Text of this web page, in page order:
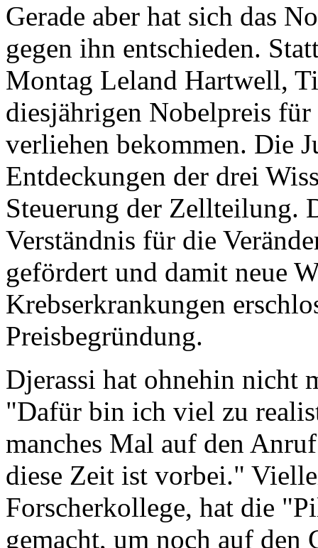
Gerade aber hat sich das
gegen ihn entschieden.
Montag Leland Hartwell,
diesjährigen Nobelpreis
verliehen bekommen. Die
Entdeckungen der drei
Steuerung der Zellteilung.
Verständnis für die
gefördert und damit neue
Krebserkrankungen
Preisbegründung.
Djerassi hat ohnehin nicht
"Dafür bin ich viel zu
manches Mal auf den
diese Zeit ist vorbei."
Forscherkollege, hat die
gemacht, um noch auf den